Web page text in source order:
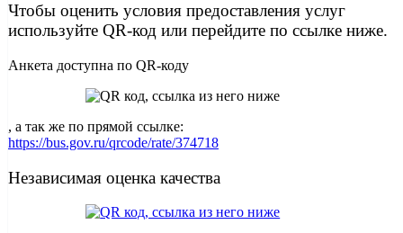
Чтобы оценить условия предоставления услуг
используйте QR-код или перейдите по ссылке ниже.
Анкета доступна по QR-коду
, а так же по прямой ссылке:
https://bus.gov.ru/qrcode/rate/374718
Независимая оценка качества